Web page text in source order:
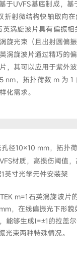
于UVFS基底制成，
射微结构快轴取向
涡旋波片具有偏振
旋光束（且出射圆偏
涡旋波片通过精巧的
，其可以应用于紫外
nm，拓扑荷数 m 为
化需求。
径10×10 mm，拓扑
材质，高损伤阈值
英寸光学元件安装架
m=1石英涡旋波片
，在线偏振光下形
能够生成l=±1的拉盖
光束两种特殊情况。